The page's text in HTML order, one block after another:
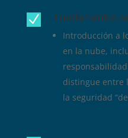
N Fundamentos
Introducción a
en la nube,
distingue entre
la seguridad